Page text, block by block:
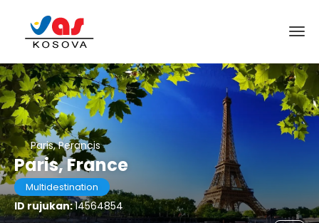
Paris, Perancis
Paris, France
Multidestination
ID rujukan:14564854